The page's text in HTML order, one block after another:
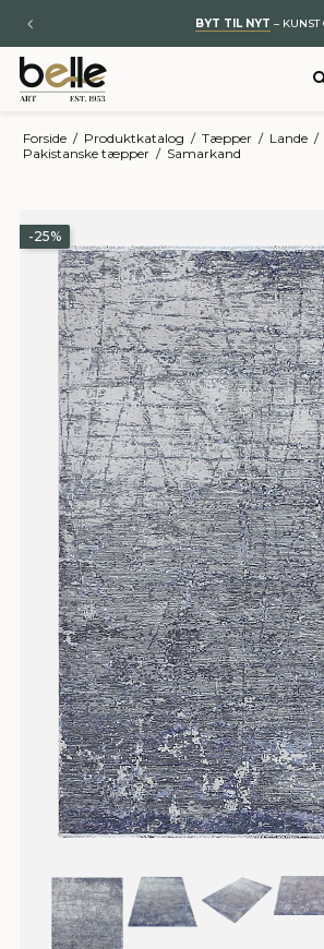
BYT TIL NYT– KUNST OG ÆGTE
Forside / Produktkatalog / Tæpper / Lande /
Pakistanske tæpper / Samarkand
-25%